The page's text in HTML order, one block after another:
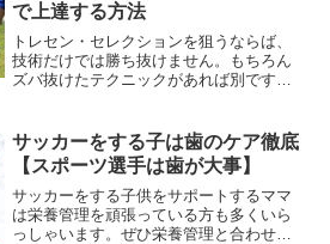
で上達する方法
トレセン・セレクションを狙うならば、
技術だけでは勝ち抜けません。もちろん
ズバ抜けたテクニックがあれば別です
ルであったり、足の速さであったり、シ
ュート感であったり色々...
サッカーをする子は歯のケア徹底
【スポーツ選手は歯が大事】
サッカーをする子供をサポートするママ
は栄養管理を頑張っている方も多くいら
っしゃいます。ぜひ栄養管理と合わせて